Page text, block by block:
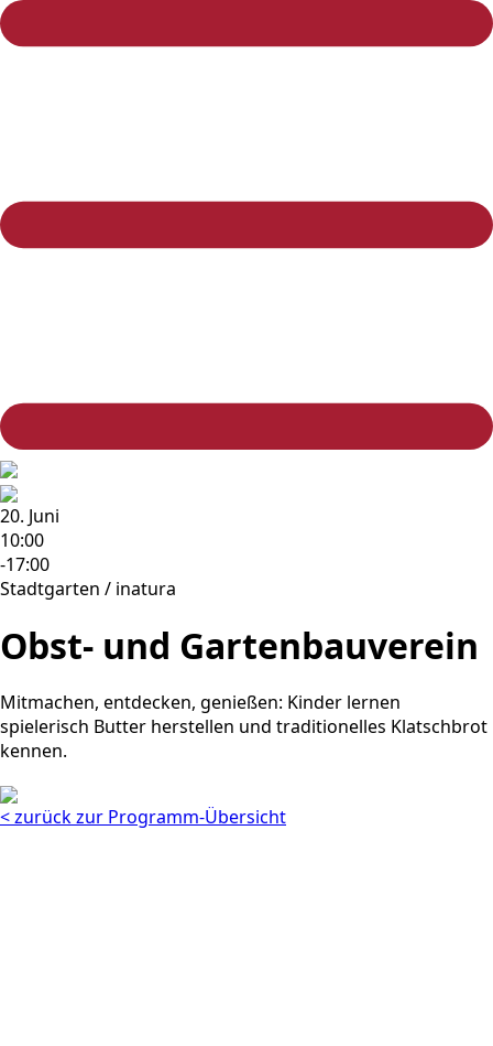
20. Juni
10:00
-17:00
Stadtgarten / inatura
Obst- und Gartenbauverein
Mitmachen, entdecken, genießen: Kinder lernen
spielerisch Butter herstellen und traditionelles Klatschbrot
kennen.
< zurück zur Programm-Übersicht